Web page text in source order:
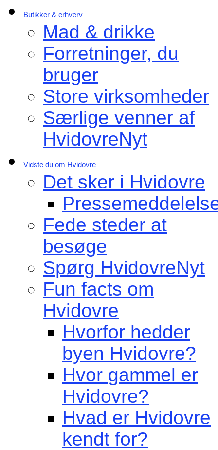
Butikker & erhverv
Mad & drikke
Forretninger, du
bruger
Store virksomheder
Særlige venner af
HvidovreNyt
Vidste du om Hvidovre
Det sker i Hvidovre
Fede steder at
besøge
Spørg HvidovreNyt
Fun facts om
Hvidovre
Hvorfor hedder
byen Hvidovre?
Hvor gammel er
Hvidovre?
Hvad er Hvidovre
kendt for?